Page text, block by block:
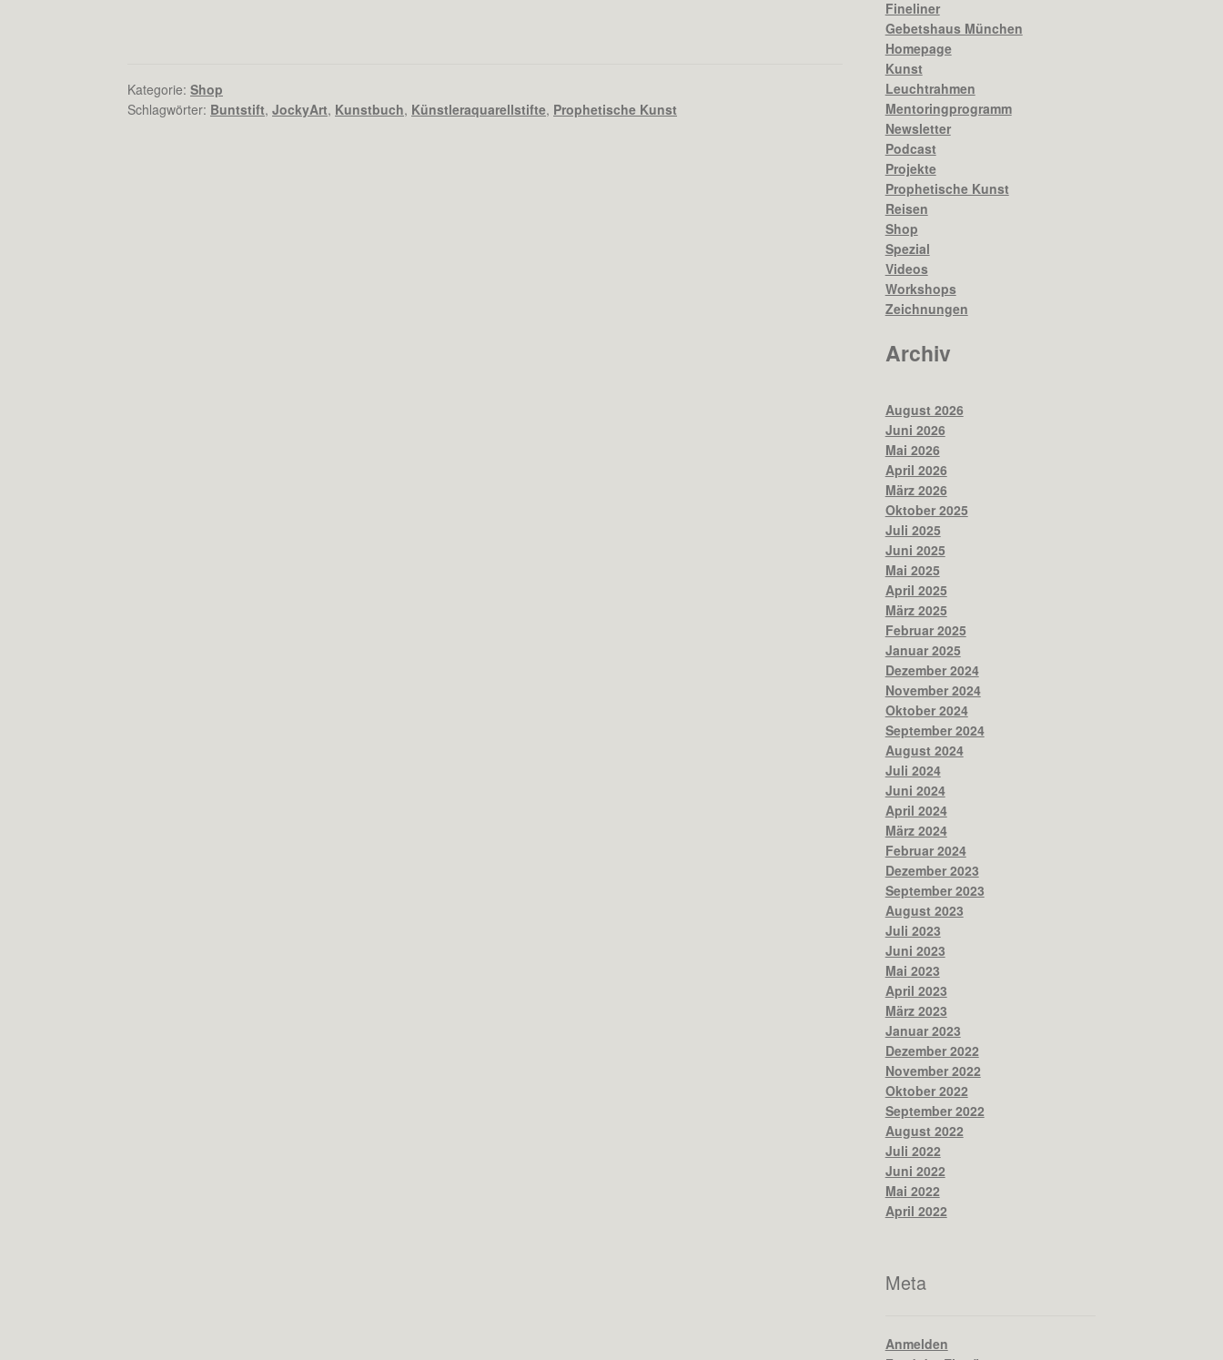
Kategorie:Shop
Schlagwörter: Buntstift,JockyArt, Kunstbuch, Künstleraquarellstifte, Prophetische Kunst
Fineliner
Gebetshaus München
Homepage
Kunst
Leuchtrahmen
Mentoringprogramm
Newsletter
Podcast
Projekte
Prophetische Kunst
Reisen
Shop
Spezial
Videos
Workshops
Zeichnungen
Archiv
August 2026
Juni 2026
Mai 2026
April 2026
März 2026
Oktober 2025
Juli 2025
Juni 2025
Mai 2025
April 2025
März 2025
Februar 2025
Januar 2025
Dezember 2024
November 2024
Oktober 2024
September 2024
August 2024
Juli 2024
Juni 2024
April 2024
März 2024
Februar 2024
Dezember 2023
September 2023
August 2023
Juli 2023
Juni 2023
Mai 2023
April 2023
März 2023
Januar 2023
Dezember 2022
November 2022
Oktober 2022
September 2022
August 2022
Juli 2022
Juni 2022
Mai 2022
April 2022
Meta
Anmelden